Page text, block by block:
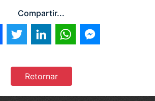
Compartir...
FacebookTwitter LinkedIn WhatsApp
Retornar